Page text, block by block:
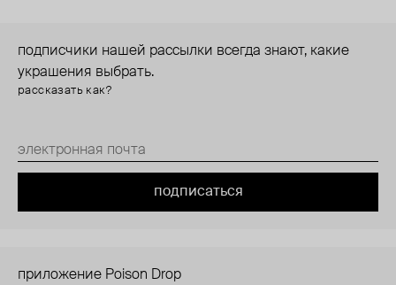
подписчики нашей рассылки всегда знают, какие
украшения выбрать.
рассказать как?
подписаться
приложение Poison Drop